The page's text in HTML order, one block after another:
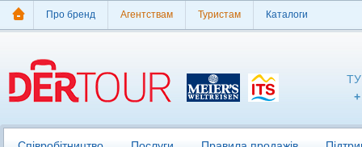
Про бренд Агентствам Туристам Каталоги